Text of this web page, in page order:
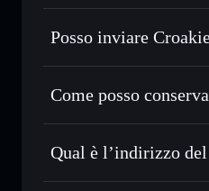
Croakie
wallet
Scambiare
Usare il DCA— applica
Inviare in modo
privacy incorporato di
Posso inviare
Come posso
Qual è l’indirizzo